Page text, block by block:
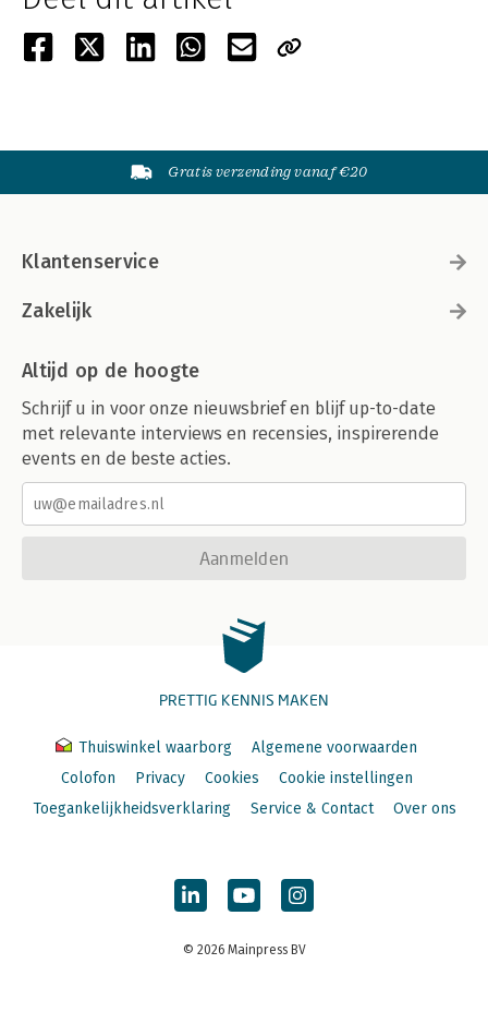
Gratis verzending vanaf €20
Klantenservice
Zakelijk
Altijd op de hoogte
Schrijf u in voor onze nieuwsbrief en blijf up-to-date
met relevante interviews en recensies, inspirerende
events en de beste acties.
Aanmelden
PRETTIG KENNIS MAKEN
Thuiswinkel waarborg
Algemene voorwaarden
Colofon
Privacy Cookies
Cookie instellingen
Toegankelijkheidsverklaring
Service & Contact Over ons
© 2026 Mainpress BV